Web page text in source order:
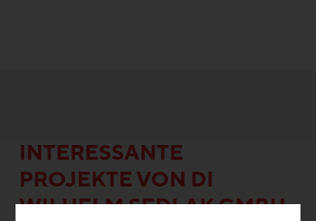
INTERESSANTE
PROJEKTE VON DI
WILHELM SEDLAK GMBH